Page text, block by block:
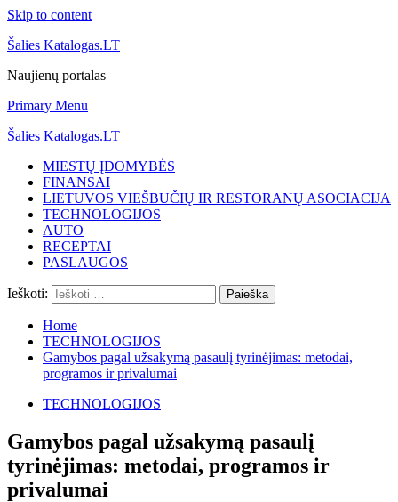
Skip to content
Šalies Katalogas.LT
Naujienų portalas
Primary Menu
Šalies Katalogas.LT
MIESTŲ ĮDOMYBĖS
FINANSAI
LIETUVOS VIEŠBUČIŲ IR RESTORANŲ ASOCIACIJA
TECHNOLOGIJOS
AUTO
RECEPTAI
PASLAUGOS
Ieškoti:
Home
TECHNOLOGIJOS
Gamybos pagal užsakymą pasaulį tyrinėjimas: metodai,
programos ir privalumai
TECHNOLOGIJOS
Gamybos pagal užsakymą pasaulį
tyrinėjimas: metodai, programos ir
privalumai